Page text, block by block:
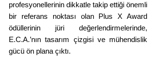
profesyonellerinin dikkatle takip ettiği önemli
bir referans noktası olan
Plus X Award
ödüllerinin jüri değerlendirmelerinde,
E.C.A.’nın tasarım çizgisi ve mühendislik
gücü ön plana çıktı.